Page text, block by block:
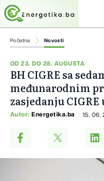
Početna Novosti
OD 23. DO 28. AUGUSTA
BH CIGRE sa
međunarodnim
zasjedanju CIGRE
Autor: Energetika.ba 15. 06.